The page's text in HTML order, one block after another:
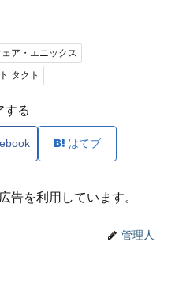
ア・エニックス
タクト
する
はてブ
告を利用しています。
管理人